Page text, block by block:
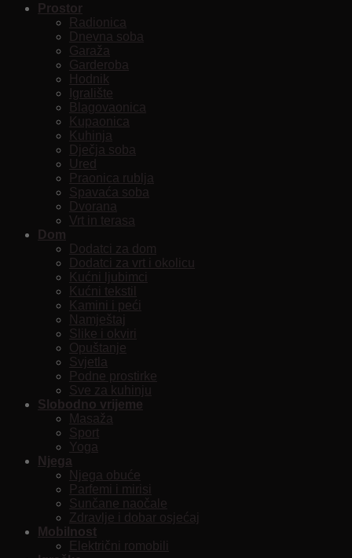
Prostor
Radionica
Dnevna soba
Garaža
Garderoba
Hodnik
Igralište
Blagovaonica
Kupaonica
Kuhinja
Dječja soba
Ured
Praonica rublja
Spavaća soba
Dvorana
Vrt in terasa
Dom
Dodatci za dom
Dodatci za vrt i okolicu
Kućni ljubimci
Kućni tekstil
Kamini i peći
Namještaj
Slike i okviri
Opuštanje
Svjetla
Podne prostirke
Sve za kuhinju
Slobodno vrijeme
Masaža
Sport
Yoga
Njega
Njega obuće
Parfemi i mirisi
Sunčane naočale
Zdravlje i dobar osjećaj
Mobilnost
Električni romobili